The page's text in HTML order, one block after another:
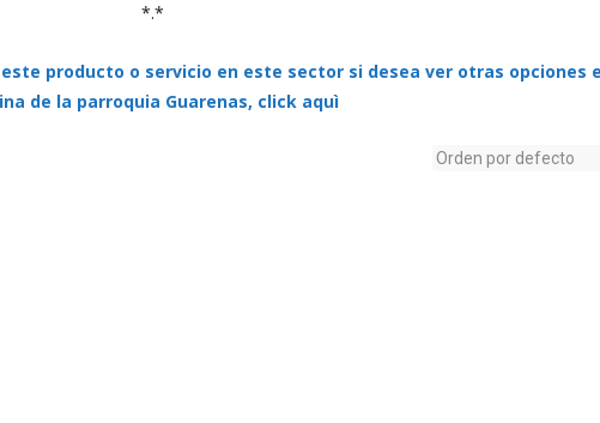
*.*
producto o servicio en este sector si desea ver otras opciones
de la parroquia Guarenas, click aquì